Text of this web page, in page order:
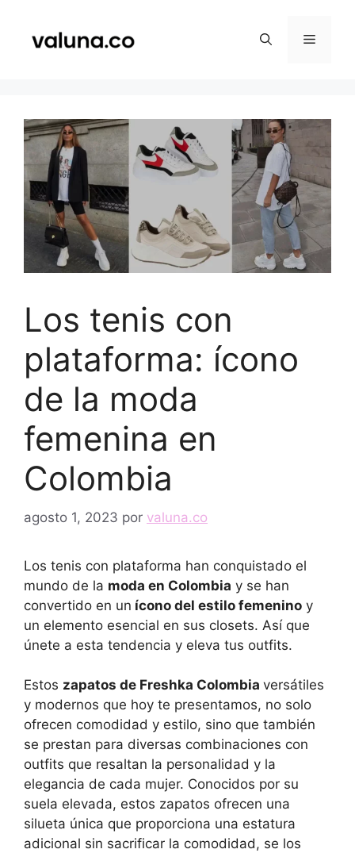
contenido
Menú
Los tenis con
plataforma: ícono
de la moda
femenina en
Colombia
agosto 1, 2023 por valuna.co
Los tenis con plataforma han conquistado el
mundo de la moda en Colombia y se han
convertido en un ícono del estilo femenino y
un elemento esencial en sus closets. Así que
únete a esta tendencia y eleva tus outfits.
Estos zapatos de Freshka Colombia versátiles
y modernos que hoy te presentamos, no solo
ofrecen comodidad y estilo, sino que también
se prestan para diversas combinaciones con
outfits que resaltan la personalidad y la
elegancia de cada mujer. Conocidos por su
suela elevada, estos zapatos ofrecen una
silueta única que proporciona una estatura
adicional sin sacrificar la comodidad, se los